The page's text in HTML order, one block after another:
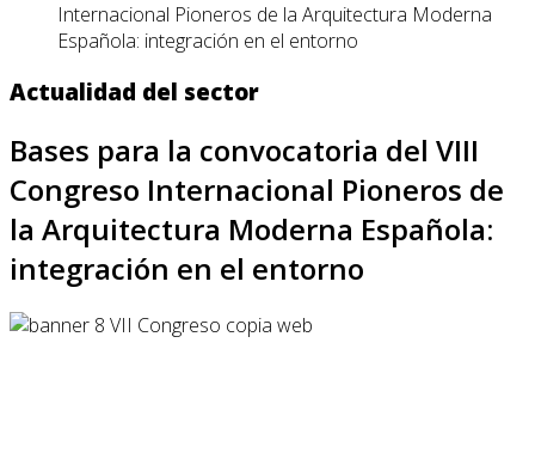
Internacional Pioneros de la Arquitectura Moderna
Española: integración en el entorno
Actualidad del sector
Bases para la convocatoria del VIII
Congreso Internacional Pioneros de
la Arquitectura Moderna Española:
integración en el entorno